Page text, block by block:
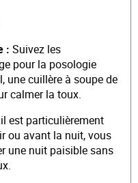
: Suivez les
pour la posologie
une cuillère à soupe de
calmer la toux.
est particulièrement
ou avant la nuit, vous
une nuit paisible sans